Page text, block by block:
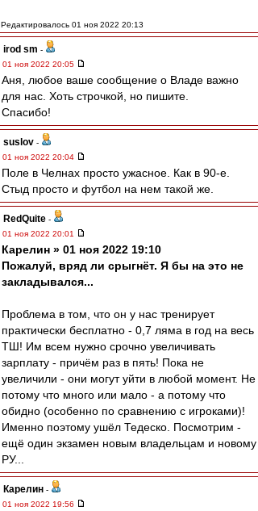
Редактировалось 01 ноя 2022 20:13
irod sm -
01 ноя 2022 20:05
Аня, любое ваше сообщение о Владе важно
для нас. Хоть строчкой, но пишите.
Спасибо!
suslov -
01 ноя 2022 20:04
Поле в Челнах просто ужасное. Как в 90-е.
Стыд просто и футбол на нем такой же.
RedQuite -
01 ноя 2022 20:01
Карелин » 01 ноя 2022 19:10
Пожалуй, вряд ли срыгнёт. Я бы на это не
закладывался...
Проблема в том, что он у нас тренирует
практически бесплатно - 0,7 ляма в год на весь
ТШ! Им всем нужно срочно увеличивать
зарплату - причём раз в пять! Пока не
увеличили - они могут уйти в любой момент. Не
потому что много или мало - а потому что
обидно (особенно по сравнению с игроками)!
Именно поэтому ушёл Тедеско. Посмотрим -
ещё один экзамен новым владельцам и новому
РУ...
Карелин -
01 ноя 2022 19:56